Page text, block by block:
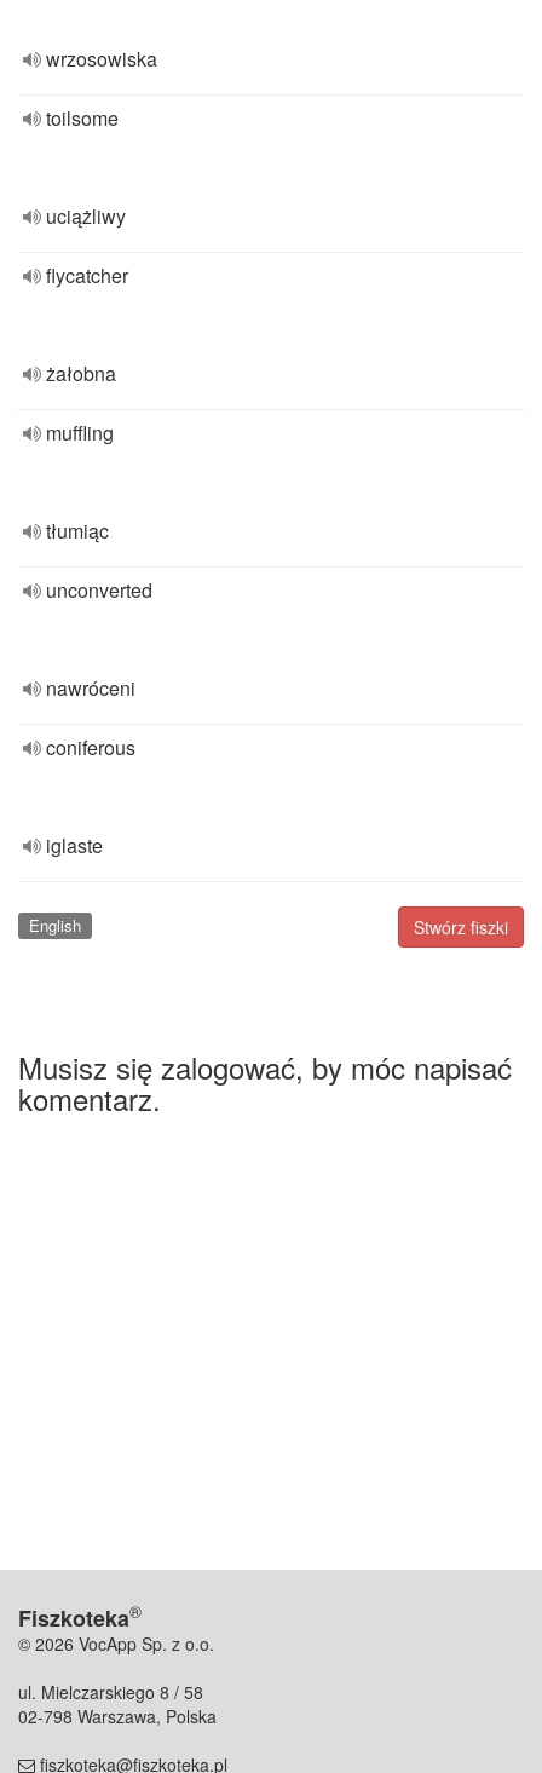
wrzosowiska
toilsome
uciążliwy
flycatcher
żałobna
muffling
tłumiąc
unconverted
nawróceni
coniferous
iglaste
Stwórz fiszki
English
Musisz się zalogować, by móc napisać
komentarz.
Fiszkoteka®
© 2026 VocApp Sp. z o.o.
ul. Mielczarskiego 8 / 58
02-798 Warszawa, Polska
fiszkoteka@fiszkoteka.pl